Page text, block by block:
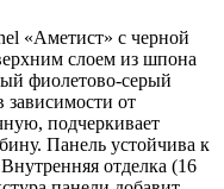
«Аметист» с черной
слоем из шпона
фиолетово-серый
зависимости от
подчеркивает
Панель устойчива к
отделка (16